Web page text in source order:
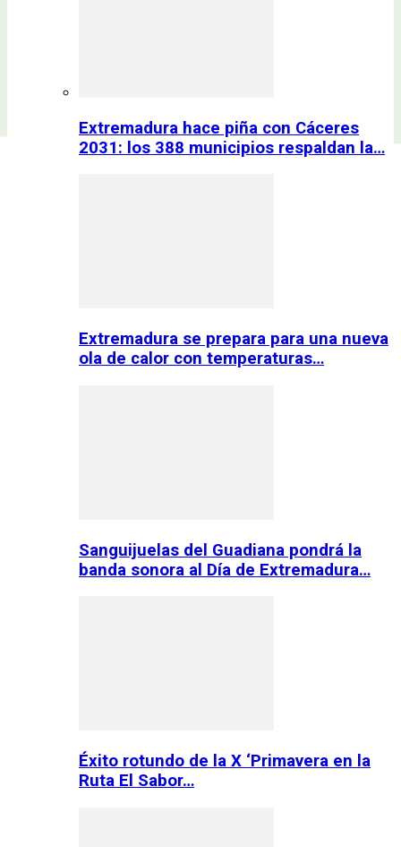
Extremadura hace piña con Cáceres
2031: los 388 municipios respaldan la…
Extremadura se prepara para una nueva
ola de calor con temperaturas…
Sanguijuelas del Guadiana pondrá la
banda sonora al Día de Extremadura…
Éxito rotundo de la X ‘Primavera en la
Ruta El Sabor…